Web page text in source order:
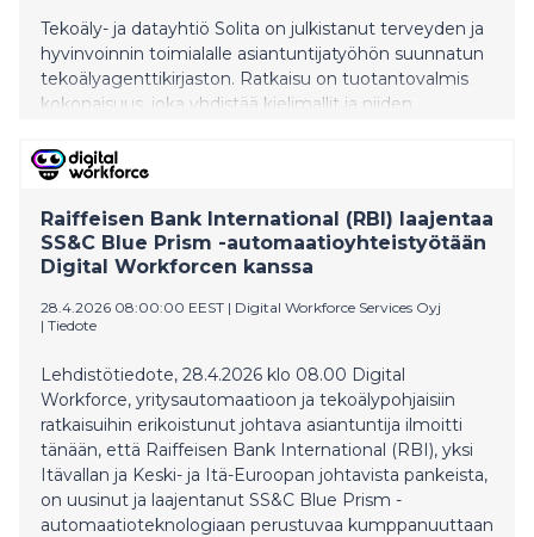
Tekoäly- ja datayhtiö Solita on julkistanut terveyden ja
hyvinvoinnin toimialalle asiantuntijatyöhön suunnatun
tekoälyagenttikirjaston. Ratkaisu on tuotantovalmis
kokonaisuus, joka yhdistää kielimallit ja niiden
automatisoimaan monimutkaisia työnkulkuja
tietohallinnosta hankintoihin ja projektinhallintaan.
kognitiivista kapasiteettia voidaan keskittää enemmän
arvoa tuottaviin tehtäviin, kuten päätöksentekoon,
ihmisten kohtaamiseen ja toiminnan kehittämiseen.
Raiffeisen Bank International (RBI) laajentaa
SS&C Blue Prism -automaatioyhteistyötään
Digital Workforcen kanssa
28.4.2026 08:00:00 EEST | Digital Workforce Services Oyj
| Tiedote
Lehdistötiedote, 28.4.2026 klo 08.00 Digital
Workforce, yritysautomaatioon ja tekoälypohjaisiin
ratkaisuihin erikoistunut johtava asiantuntija ilmoitti
tänään, että Raiffeisen Bank International (RBI), yksi
Itävallan ja Keski- ja Itä-Euroopan johtavista pankeista,
on uusinut ja laajentanut SS&C Blue Prism -
automaatioteknologiaan perustuvaa kumppanuuttaan